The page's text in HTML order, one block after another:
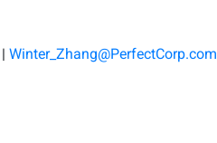
|Winter_Zhang@PerfectCorp.com